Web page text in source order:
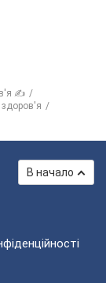
✍
здоров'я
В начало